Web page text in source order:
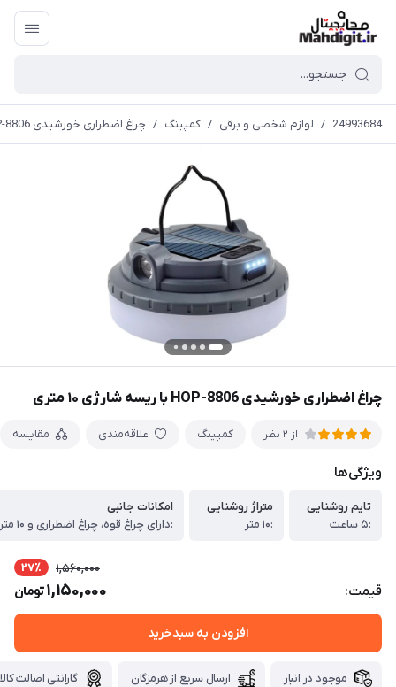
24993684
/ لوازم شخصی و برقی / کمپینگ / چراغ اضطراری خورشیدی HOP-8806 با ریسه شارژی ۱۰ متری
چراغ اضطراری خورشیدی HOP-8806 با ریسه شارژی ۱۰ متری
از 2 نظر کمپینگ علاقه‌مندی مقایسه
ویژگی‌ها
تایم روشنایی
:۵ ساعت
متراژ روشنایی
:۱۰ متر
امکانات جانبی
قیمت:
1,560,000 27٪
1,150,000تومان
افزودن به سبدخرید
موجود در انبار ارسال سریع از هرمزگان گارانتی اصالت کالا